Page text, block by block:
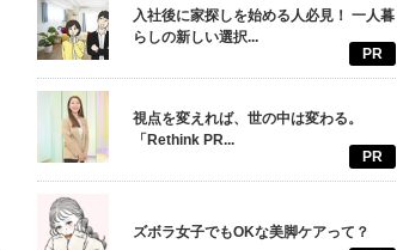
入社後に家探しを始める人必見！ 一人暮
らしの新しい選択...
PR
視点を変えれば、世の中は変わる。
「Rethink PR...
PR
ズボラ女子でもOKな美脚ケアって？